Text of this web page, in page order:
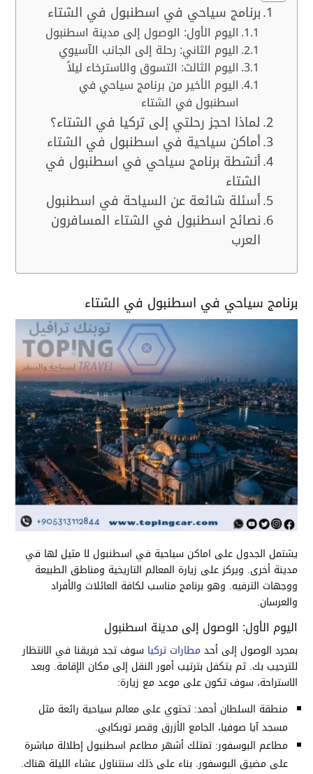
برنامج سياحي في اسطنبول في الشتاء
اليوم الأول: الوصول إلى مدينة اسطنبول
اليوم الثاني: رحلة إلى الجانب الآسيوي
اليوم الثالث: التسوق والاسترخاء ليلاً
اليوم الأخير من برنامج سياحي في
اسطنبول في الشتاء
لماذا احجز رحلتي إلى تركيا في الشتاء؟
أماكن سياحية في اسطنبول في الشتاء
أنشطة برنامج سياحي في اسطنبول في
الشتاء
أسئلة شائعة عن السياحة في اسطنبول
نصائح اسطنبول في الشتاء المسافرون
العرب
برنامج سياحي في اسطنبول في الشتاء
يشتمل الجدول على اماكن سياحية في اسطنبول لا مثيل لها في
مدينة أخرى. ويركز على زيارة المعالم التاريخية ومناطق الطبيعة
ووجهات الترفيه. وهو برنامج مناسب لكافة العائلات والأفراد
والعرسان.
اليوم الأول: الوصول إلى مدينة اسطنبول
بمجرد الوصول إلى أحد مطارات تركيا سوف تجد فريقنا في الانتظار
للترحيب بك. ثم يتكفل بترتيب أمور النقل إلى مكان الإقامة. وبعد
الاستراحة، سوف تكون على موعد مع زيارة:
منطقة السلطان أحمد: تحتوي على معالم سياحية رائعة مثل
مسجد آيا صوفيا، الجامع الأزرق وقصر توبكابي.
مطاعم البوسفور: تمتلك أشهر مطاعم اسطنبول إطلالة مباشرة
على مضيق البوسفور. بناء على ذلك سنتناول عشاء الليلة هناك.